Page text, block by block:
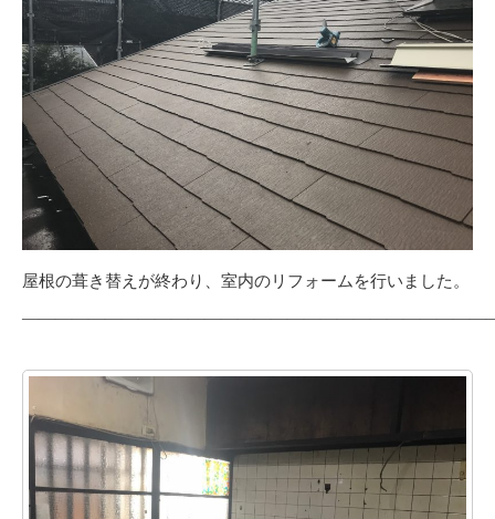
屋根の葺き替えが終わり、室内のリフォームを行いました。